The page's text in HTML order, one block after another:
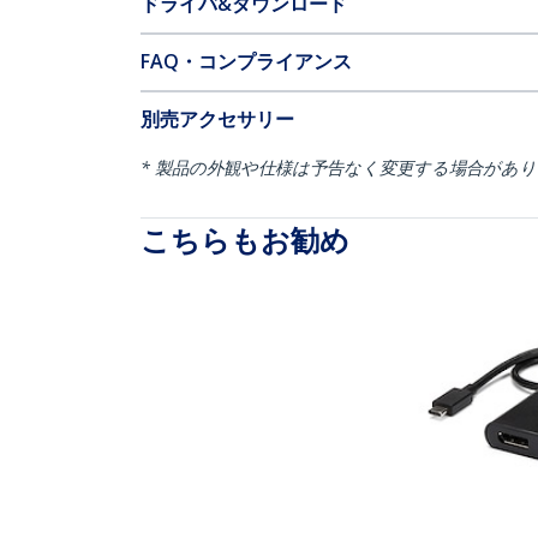
FAQ・コンプライアンス
別売アクセサリー
* 製品の外観や仕様は予告なく変更する場合があ
こちらもお勧め